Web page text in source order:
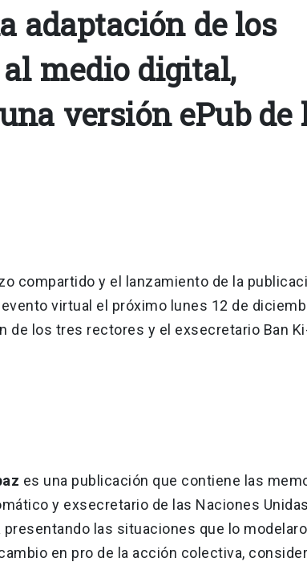
adaptación de los
medio digital,
versión ePub de
compartido y el lanzamiento de la
virtual el próximo lunes 12 de
de los tres rectores y el exsecretario Ban
es una publicación que contiene las
y exsecretario de las Naciones
las situaciones que lo
en pro de la acción colectiva,